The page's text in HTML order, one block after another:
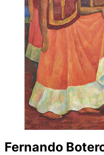
Fernando